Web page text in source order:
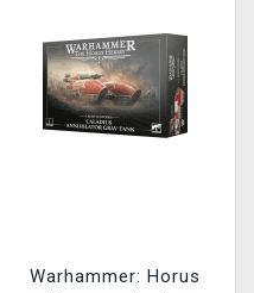
Warhammer: Horus